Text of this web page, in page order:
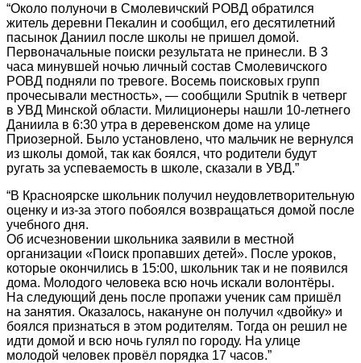
“Около полуночи в Смолевичский РОВД обратился
житель деревни Пекалин и сообщил, его десятилетний
пасынок Даниил после школы не пришел домой.
Первоначальные поиски результата не принесли. В 3
часа минувшей ночью личный состав Смолевичского
РОВД подняли по тревоге. Восемь поисковых групп
прочесывали местность», — сообщили Sputnik в четверг
в УВД Минской области. Милиционеры нашли 10-летнего
Даниила в 6:30 утра в деревенском доме на улице
Приозерной. Было установлено, что мальчик не вернулся
из школы домой, так как боялся, что родители будут
ругать за успеваемость в школе, сказали в УВД.”
“В Красноярске школьник получил неудовлетворительную
оценку и из-за этого побоялся возвращаться домой после
учебного дня.
Об исчезновении школьника заявили в местной
организации «Поиск пропавших детей». После уроков,
которые окончились в 15:00, школьник так и не появился
дома. Молодого человека всю ночь искали волонтёры.
На следующий день после пропажи ученик сам пришёл
на занятия. Оказалось, накануне он получил «двойку» и
боялся признаться в этом родителям. Тогда он решил не
идти домой и всю ночь гулял по городу. На улице
молодой человек провёл порядка 17 часов.”